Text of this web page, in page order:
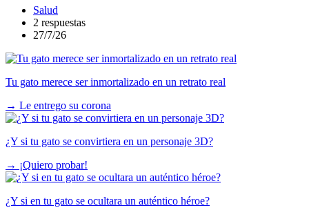
Salud
2 respuestas
27/7/26
Tu gato merece ser inmortalizado en un retrato real
→ Le entrego su corona
¿Y si tu gato se convirtiera en un personaje 3D?
→ ¡Quiero probar!
¿Y si en tu gato se ocultara un auténtico héroe?